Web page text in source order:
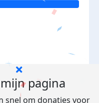
pagina
snel om donaties voor